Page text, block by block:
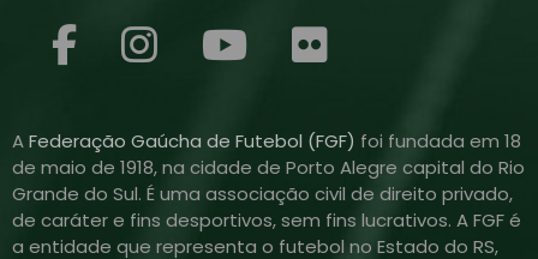
AFederação Gaúcha de Futebol (FGF) foi fundada em 18
de maio de 1918, na cidade de Porto Alegre capital do Rio
Grande do Sul. É uma associação civil de direito privado,
de caráter e fins desportivos, sem fins lucrativos. A FGF é
a entidade que representa o futebol no Estado do RS,